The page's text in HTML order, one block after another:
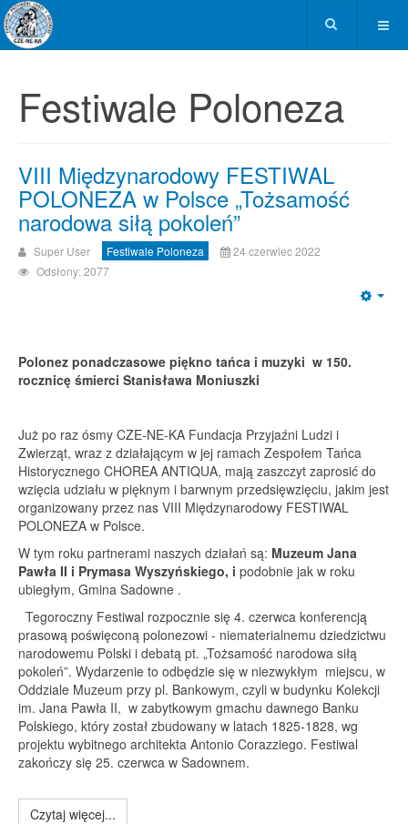
Festiwale Poloneza
VIII Międzynarodowy FESTIWAL
POLONEZA w Polsce „Tożsamość
narodowa siłą pokoleń”
Super User Festiwale Poloneza
24 czerwiec 2022
Odsłony: 2077
Polonez ponadczasowe piękno tańca i muzyki w 150.
rocznicę śmierci Stanisława Moniuszki
Już po raz ósmy CZE-NE-KA Fundacja Przyjaźni Ludzi i
Zwierząt, wraz z działającym w jej ramach Zespołem Tańca
Historycznego CHOREA ANTIQUA, mają zaszczyt zaprosić do
wzięcia udziału w pięknym i barwnym przedsięwzięciu, jakim jest
organizowany przez nas VIII Międzynarodowy FESTIWAL
POLONEZA w Polsce.
W tym roku partnerami naszych działań są: Muzeum Jana
Pawła II i Prymasa Wyszyńskiego, i podobnie jak w roku
ubiegłym, Gmina Sadowne .
Tegoroczny Festiwal rozpocznie się 4. czerwca konferencją
prasową poświęconą polonezowi - niematerialnemu dziedzictwu
narodowemu Polski i debatą pt. „Tożsamość narodowa siłą
pokoleń”. Wydarzenie to odbędzie się w niezwykłym miejscu, w
Oddziale Muzeum przy pl. Bankowym, czyli w budynku Kolekcji
im. Jana Pawła II, w zabytkowym gmachu dawnego Banku
Polskiego, który został zbudowany w latach 1825-1828, wg
projektu wybitnego architekta Antonio Corazziego. Festiwal
zakończy się 25. czerwca w Sadownem.
Czytaj więcej...